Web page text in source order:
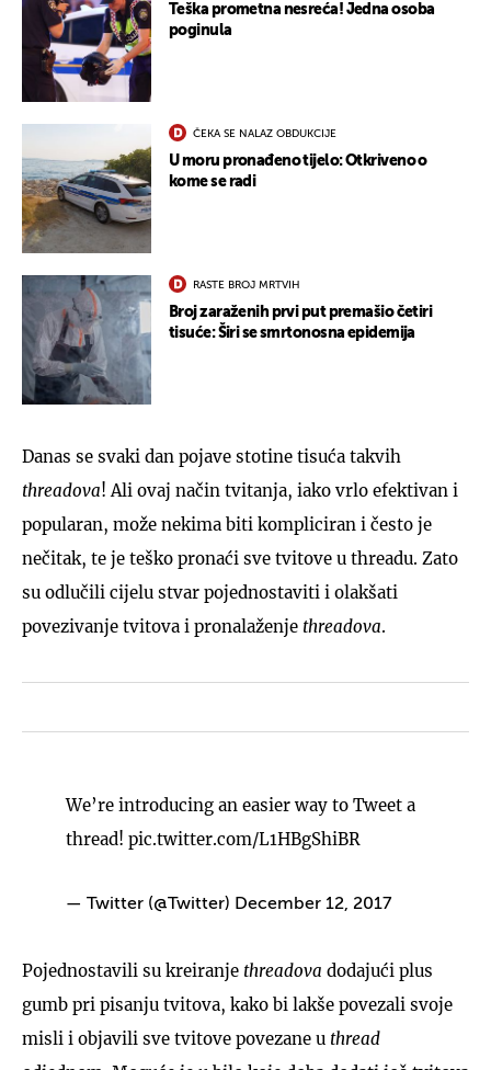
Teška prometna nesreća! Jedna osoba
poginula
ČEKA SE NALAZ OBDUKCIJE
U moru pronađeno tijelo: Otkriveno o
kome se radi
RASTE BROJ MRTVIH
Broj zaraženih prvi put premašio četiri
tisuće: Širi se smrtonosna epidemija
Danas se svaki dan pojave stotine tisuća takvih
threadova! Ali ovaj način tvitanja, iako vrlo efektivan i
popularan, može nekima biti kompliciran i često je
nečitak, te je teško pronaći sve tvitove u threadu. Zato
su odlučili cijelu stvar pojednostaviti i olakšati
povezivanje tvitova i pronalaženje threadova.
We’re introducing an easier way to Tweet a
thread! pic.twitter.com/L1HBgShiBR
— Twitter (@Twitter) December 12, 2017
Pojednostavili su kreiranje threadova dodajući plus
gumb pri pisanju tvitova, kako bi lakše povezali svoje
misli i objavili sve tvitove povezane u thread